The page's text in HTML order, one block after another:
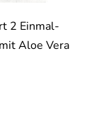
2 Einmal-
Aloe Vera